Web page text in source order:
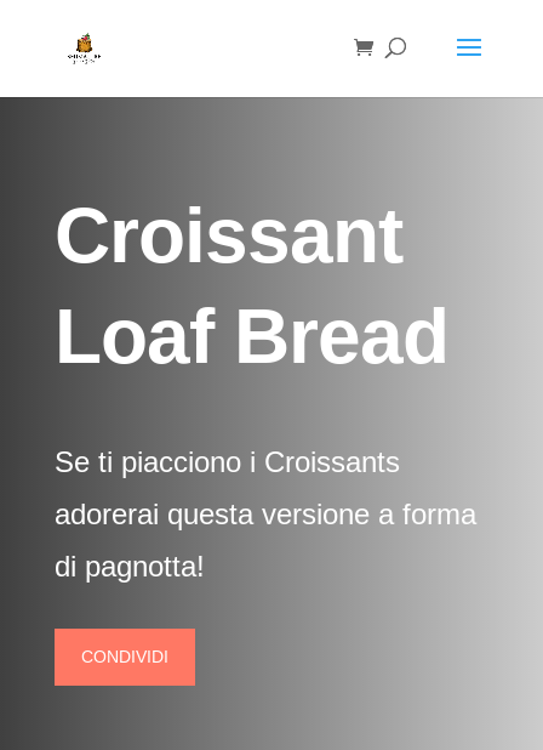
Croissant
Loaf Bread
Se ti piacciono i Croissants
adorerai questa versione a forma
di pagnotta!
CONDIVIDI